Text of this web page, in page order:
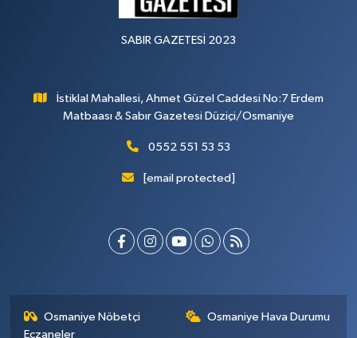
SABIR GAZETESİ 2023
İstiklal Mahallesi, Ahmet Güzel Caddesi No:7 Erdem
Matbaası & Sabır Gazetesi Düziçi/Osmaniye
0552 551 53 53
[email protected]
Osmaniye Nöbetçi
Eczaneler
Osmaniye Hava Durumu